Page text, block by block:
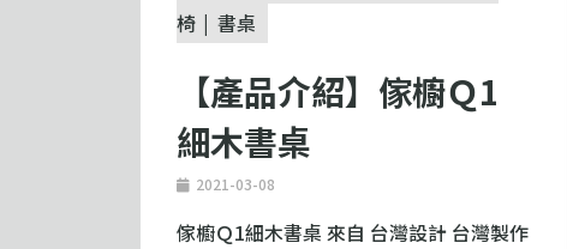
椅
書桌
【產品介紹】傢櫥Ｑ1
細木書桌
2021-03-08
傢櫥Ｑ1細木書桌 來自 台灣設計 台灣製作